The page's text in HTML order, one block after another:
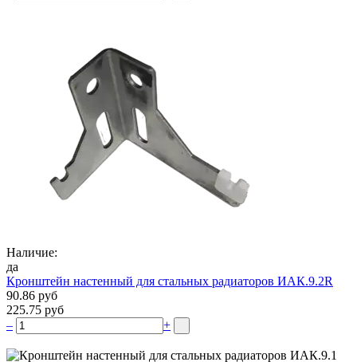
Наличие:
да
Кронштейн настенный для стальных радиаторов ИАК.9.2R
90.86 руб
225.75 руб
–
+